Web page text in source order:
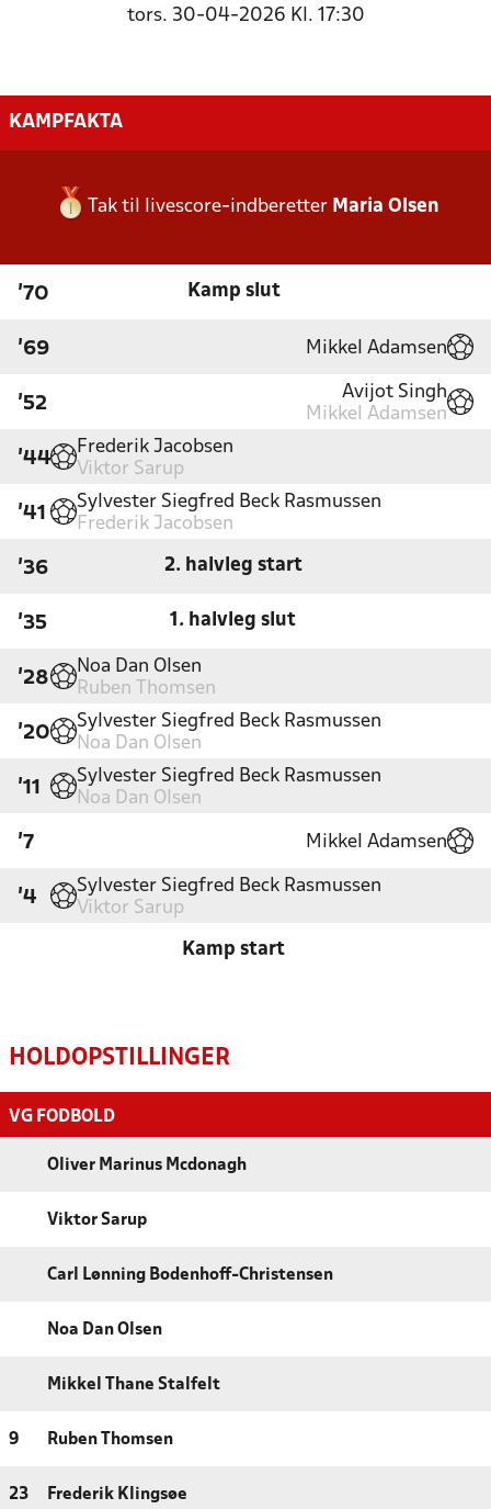
tors. 30-04-2026 Kl. 17:30
KAMPFAKTA
Tak til livescore-indberetter Maria Olsen
'70 Kamp slut
'69 Mikkel Adamsen
'52
Avijot Singh
Mikkel Adamsen
'44
Frederik Jacobsen
Viktor Sarup
'41
Sylvester Siegfred Beck Rasmussen
Frederik Jacobsen
'36 2. halvleg start
'35 1. halvleg slut
'28
Noa Dan Olsen
Ruben Thomsen
'20
Sylvester Siegfred Beck Rasmussen
Noa Dan Olsen
'11
Sylvester Siegfred Beck Rasmussen
Noa Dan Olsen
'7 Mikkel Adamsen
'4
Sylvester Siegfred Beck Rasmussen
Viktor Sarup
Kamp start
HOLDOPSTILLINGER
VG FODBOLD
Oliver Marinus Mcdonagh
Viktor Sarup
Carl Lønning Bodenhoff-Christensen
Noa Dan Olsen
Mikkel Thane Stalfelt
9 Ruben Thomsen
23 Frederik Klingsøe